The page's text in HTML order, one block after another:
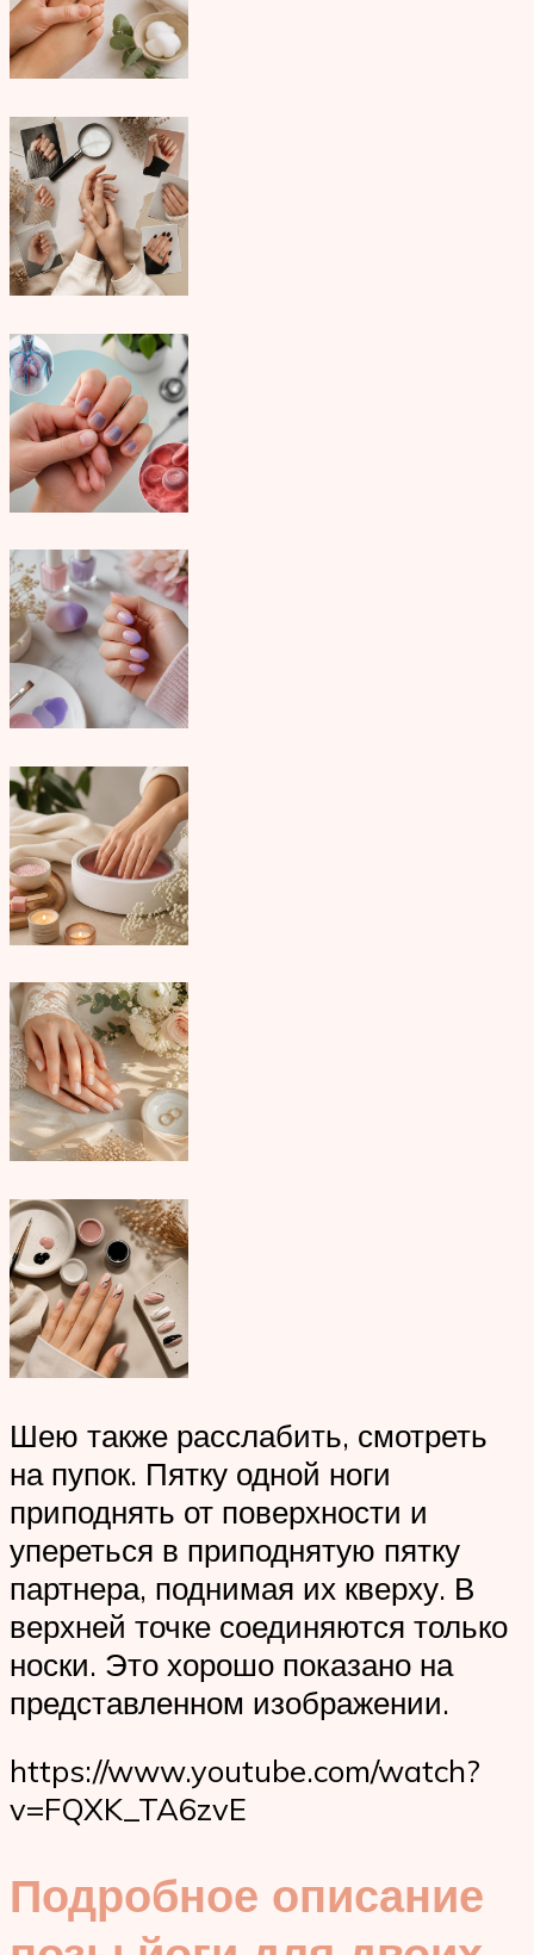
Шею также расслабить, смотреть
на пупок. Пятку одной ноги
приподнять от поверхности и
упереться в приподнятую пятку
партнера, поднимая их кверху. В
верхней точке соединяются только
носки. Это хорошо показано на
представленном изображении.
https://www.youtube.com/watch?
v=FQXK_TA6zvE
Подробное описание